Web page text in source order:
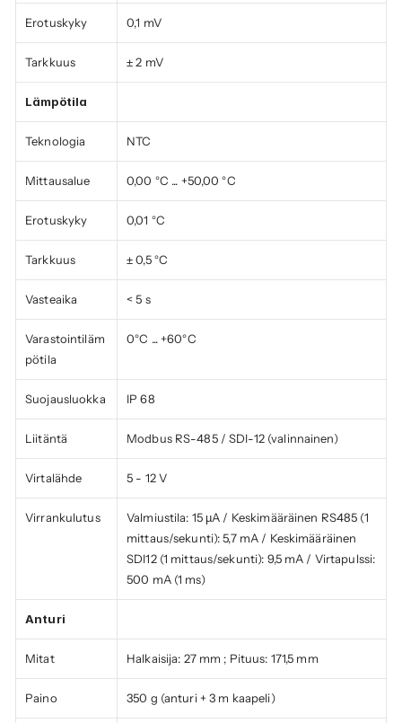
Erotuskyky 0,1 mV
Tarkkuus ± 2 mV
Lämpötila
Teknologia NTC
Mittausalue 0,00 °C ... +50,00 °C
Erotuskyky 0,01 °C
Tarkkuus ± 0,5 °C
Vasteaika < 5 s
Varastointiläm
pötila
0°C ... +60°C
Suojausluokka IP 68
Liitäntä Modbus RS-485 / SDI-12 (valinnainen)
Virtalähde 5 - 12 V
Virrankulutus
Valmiustila: 15 µA / Keskimääräinen RS485 (1
mittaus/sekunti): 5,7 mA / Keskimääräinen
SDI12 (1 mittaus/sekunti): 9,5 mA / Virtapulssi:
500 mA (1 ms)
Anturi
Mitat Halkaisija: 27 mm ; Pituus: 171,5 mm
Paino 350 g (anturi + 3 m kaapeli)